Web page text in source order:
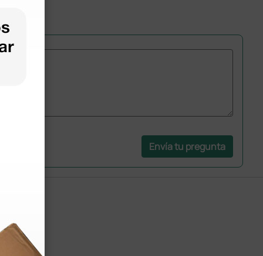
Envía tu pregunta